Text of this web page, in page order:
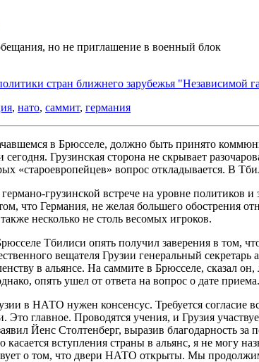
но не приглашение в военный блок
стран ближнего зарубежья "Независимой
, нато, саммит, германия
в Брюсселе, должно быть принято
сегодня. Грузинская сторона не скрывает
«староевропейцев» вопрос откладывается. В
грузинской встрече на уровне
что Германия, не желая большего
несколько не столь весомых игроков.
Тбилиси опять получил заверения в том,
вещателя Грузии генеральный
в альянсе. На саммите в Брюсселе, сказал
опять ушел от ответа на вопрос о дате приема.
в НАТО нужен консенсус. Требуется согласие
Это главное. Проводятся учения, и Грузия
Йенс Столтенберг, выразив благодарность
касается вступления страны в альянс, я не могу
о том, что двери НАТО открыты. Мы